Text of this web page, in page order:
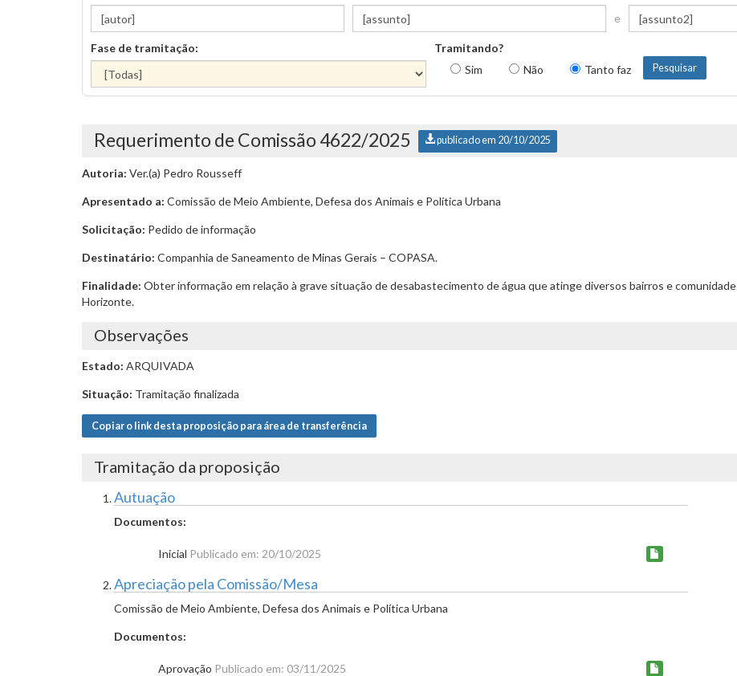
e
Fase de tramitação:
Tramitando?
Sim
Não Tanto faz
Requerimento de Comissão 4622/2025 publicado em 20/10/2025
Autoria: Ver.(a) Pedro Rousseff
Apresentado a: Comissão de Meio Ambiente, Defesa dos Animais e Política Urbana
Solicitação: Pedido de informação
Destinatário: Companhia de Saneamento de Minas Gerais – COPASA.
Finalidade: Obter informação em relação à grave situação de desabastecimento de água que atinge diversos bairros e
Horizonte.
Observações
Estado: ARQUIVADA
Situação: Tramitação finalizada
Copiar o link desta proposição para área de transferência
Tramitação da proposição
Autuação
Documentos:
Inicial Publicado em: 20/10/2025
Apreciação pela Comissão/Mesa
Comissão de Meio Ambiente, Defesa dos Animais e Política Urbana
Documentos:
Aprovação Publicado em: 03/11/2025